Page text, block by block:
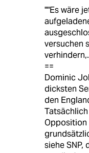
""Es wäre
versuchen
==
Dominic
dicksten
den
Opposition
siehe SNP,